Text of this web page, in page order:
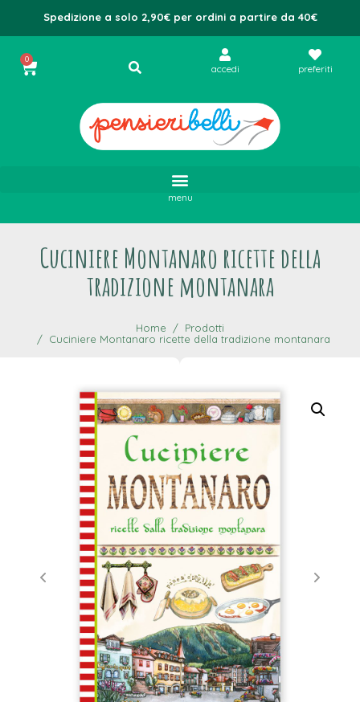
Spedizione a solo 2,90€ per ordini a partire da 40€
0
accedi preferiti
menu
Cuciniere Montanaro ricette della
tradizione montanara
Home
Prodotti
Cuciniere Montanaro ricette della tradizione montanara